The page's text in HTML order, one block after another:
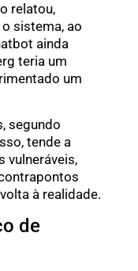
relatou,
sistema, ao
ainda
teria um
um
segundo
tende a
vulneráveis,
à realidade.
de